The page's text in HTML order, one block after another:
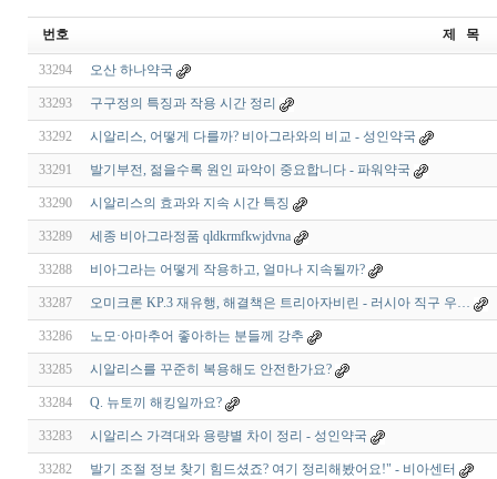
번호 제 목
33294 오산 하나약국
33293 구구정의 특징과 작용 시간 정리
33292 시알리스, 어떻게 다를까? 비아그라와의 비교 - 성인약국
33291 발기부전, 젊을수록 원인 파악이 중요합니다 - 파워약국
33290 시알리스의 효과와 지속 시간 특징
33289 세종 비아그라정품 qldkrmfkwjdvna
33288 비아그라는 어떻게 작용하고, 얼마나 지속될까?
33287 오미크론 KP.3 재유행, 해결책은 트리아자비린 - 러시아 직구 우…
33286 노모·아마추어 좋아하는 분들께 강추
33285 시알리스를 꾸준히 복용해도 안전한가요?
33284 Q. 뉴토끼 해킹일까요?
33283 시알리스 가격대와 용량별 차이 정리 - 성인약국
33282 발기 조절 정보 찾기 힘드셨죠? 여기 정리해봤어요!" - 비아센터